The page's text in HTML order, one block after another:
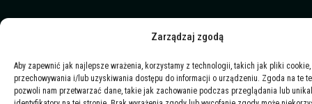
Zarządzaj zgodą
Aby zapewnić jak najlepsze wrażenia, korzystamy z technologii, takich jak pliki
przechowywania i/lub uzyskiwania dostępu do informacji o urządzeniu. Zgoda na te
pozwoli nam przetwarzać dane, takie jak zachowanie podczas przeglądania lub